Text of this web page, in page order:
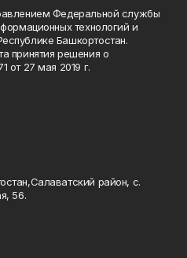
Федеральной службы
технологий и
Башкортостан.
принятия решения о
от 27 мая 2019 г.
район, с.
56.